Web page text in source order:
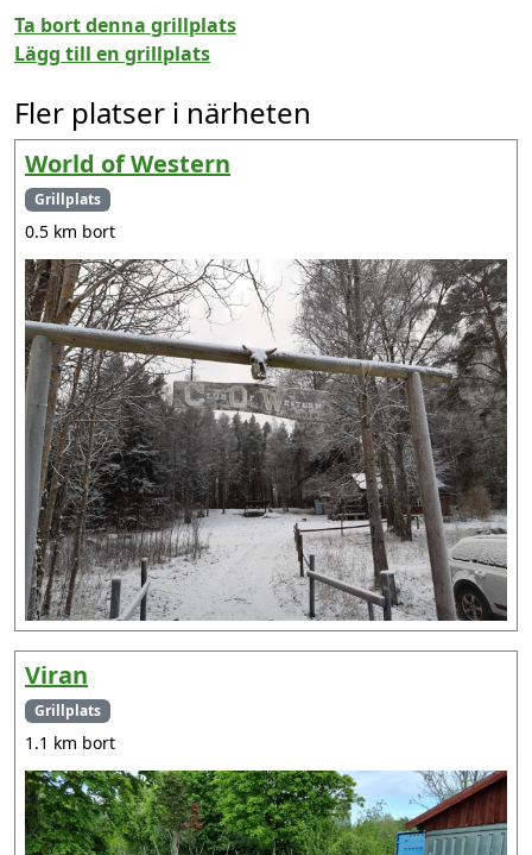
Ta bort denna grillplats
Lägg till en grillplats
Fler platser i närheten
World of Western
Grillplats
0.5 km bort
Viran
Grillplats
1.1 km bort